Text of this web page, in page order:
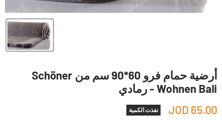
أرضية حمام فرو 60*90 سم من Schöner
Wohnen Bali - رمادي
65.00 JOD نفذت الكمية